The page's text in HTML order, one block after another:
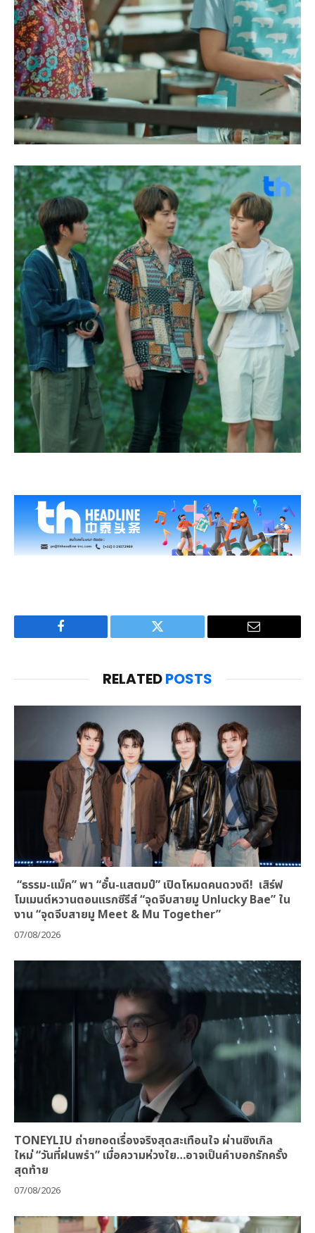
Facebook Twitter Email
RELATEDPOSTS
“ธรรม-แม็ค” พา “อั๋น-แสตมป์” เปิดโหมดคนดวงดี! เสิร์ฟ
โมเมนต์หวานตอนแรกซีรีส์ “จุดจีบสายมู Unlucky Bae” ใน
งาน “จุดจีบสายมู Meet & Mu Together”
07/08/2026
TONEYLIU ถ่ายทอดเรื่องจริงสุดสะเทือนใจ ผ่านซิงเกิล
ใหม่ “วันที่ฝนพรำ” เมื่อความห่วงใย…อาจเป็นคำบอกรักครั้ง
สุดท้าย
07/08/2026